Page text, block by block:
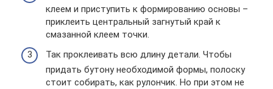
клеем и приступить к формированию основы –
приклеить центральный загнутый край к
смазанной клеем точки.
Так проклеивать всю длину детали. Чтобы
придать бутону необходимой формы, полоску
стоит собирать, как рулончик. Но при этом не